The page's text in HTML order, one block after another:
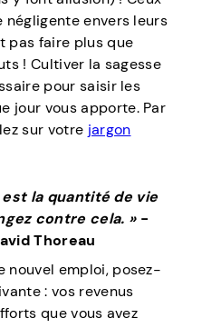
envers leurs
pas faire plus que
! Cultiver la sagesse
pour saisir les
jour vous apporte. Par
sur votre jargon
la quantité de vie
contre cela. »-
Thoreau
nouvel emploi, posez-
: vos revenus
que vous avez